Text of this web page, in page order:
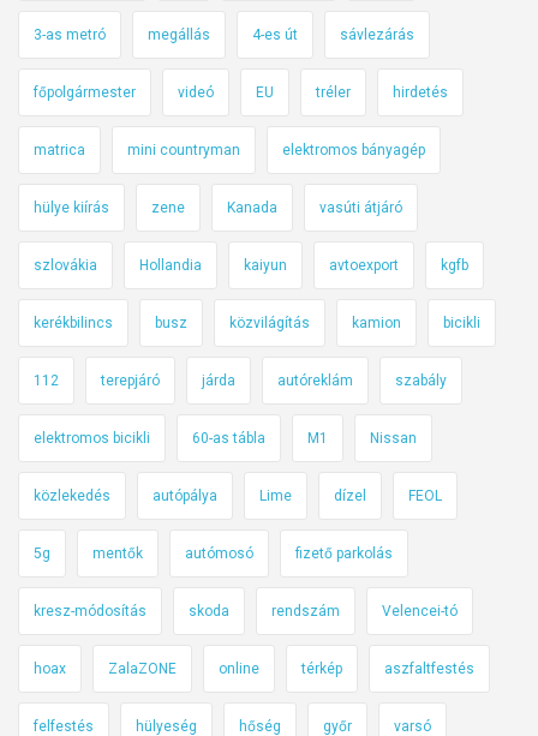
o
a
ó
3-as metró megállás 4-es út sávlezárás
főpolgármester videó EU tréler hirdetés
matrica mini countryman elektromos bányagép
hülye kiírás zene Kanada vasúti átjáró
szlovákia Hollandia kaiyun avtoexport kgfb
kerékbilincs busz közvilágítás kamion bicikli
112 terepjáró járda autóreklám szabály
elektromos bicikli 60-as tábla M1 Nissan
közlekedés autópálya Lime dízel FEOL
5g mentők autómosó fizető parkolás
kresz-módosítás skoda rendszám Velencei-tó
hoax ZalaZONE online térkép aszfaltfestés
felfestés hülyeség hőség győr varsó